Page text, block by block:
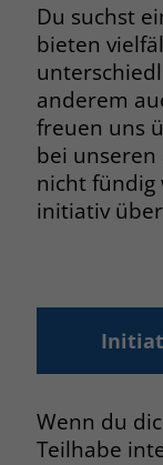
Du suchst
bieten
anderem
freuen uns
bei unseren
nicht fündig
initiativ
Wenn du
Teilhabe